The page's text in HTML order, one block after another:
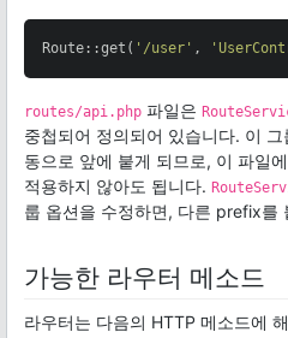
Route::get( '/user' ,
routes/api.php 파일은
중첩되어 정의되어 있습니다. 이 그
동으로 앞에 붙게 되므로, 이 파일
적용하지 않아도 됩니다.
룹 옵션을 수정하면, 다른 prefix를
가능한 라우터 메소드
라우터는 다음의 HTTP 메소드에